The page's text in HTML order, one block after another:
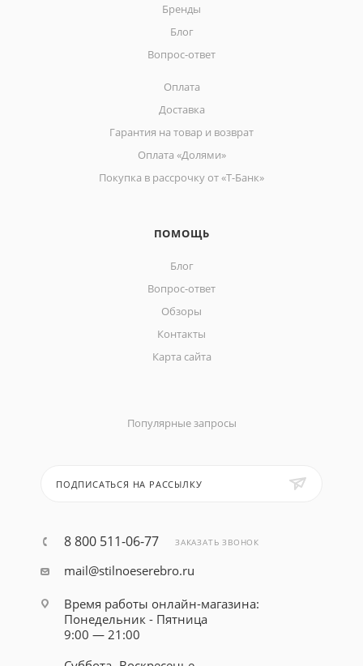
Бренды
Блог
Вопрос-ответ
Оплата
Доставка
Гарантия на товар и возврат
Оплата «Долями»
Покупка в рассрочку от «Т-Банк»
ПОМОЩЬ
Блог
Вопрос-ответ
Обзоры
Контакты
Карта сайта
Популярные запросы
ПОДПИСАТЬСЯ НА РАССЫЛКУ
8 800 511-06-77 ЗАКАЗАТЬ ЗВОНОК
mail@stilnoeserebro.ru
Время работы онлайн-магазина:
Понедельник - Пятница
9:00 — 21:00